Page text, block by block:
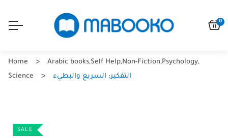
0
Home Arabic books,Self Help,Non-Fiction,Psychology,
Science
التفكير: السريع والبطيء
SALE